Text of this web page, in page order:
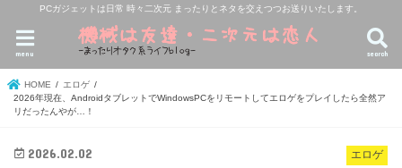
PCガジェットは日常 時々二次元 まったりとネタを交えつつお送りいたします。
search
menu
HOME
エロゲ
2026年現在、AndroidタブレットでWindowsPCをリモートしてエロゲをプレイしたら全然ア
リだったんやが…！
エロゲ
2026.02.02